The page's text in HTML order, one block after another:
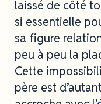
laissé de côté
si essentielle
sa figure
peu à peu la
Cette
père est